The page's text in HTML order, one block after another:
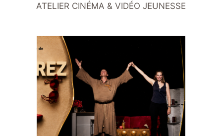
ATELIER CINÉMA & VIDÉO JEUNESSE